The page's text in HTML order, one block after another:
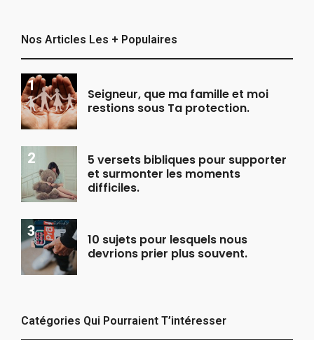
Nos Articles Les + Populaires
Seigneur, que ma famille et moi
restions sous Ta protection.
5 versets bibliques pour supporter
et surmonter les moments
difficiles.
10 sujets pour lesquels nous
devrions prier plus souvent.
Catégories Qui Pourraient T’intéresser